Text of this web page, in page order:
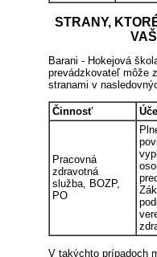
STRANY,
Barani - Hokejová
prevádzkovateľ môže
stranami v
Činnosť Účel
Pracovná
zdravotná
služba, BOZP,
PO
V takýchto prípadoch